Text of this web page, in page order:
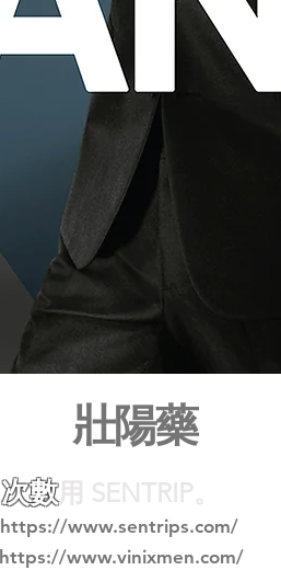
壯陽藥
次數用 SENTRIP。
https://www.sentrips.com/
https://www.vinixmen.com/